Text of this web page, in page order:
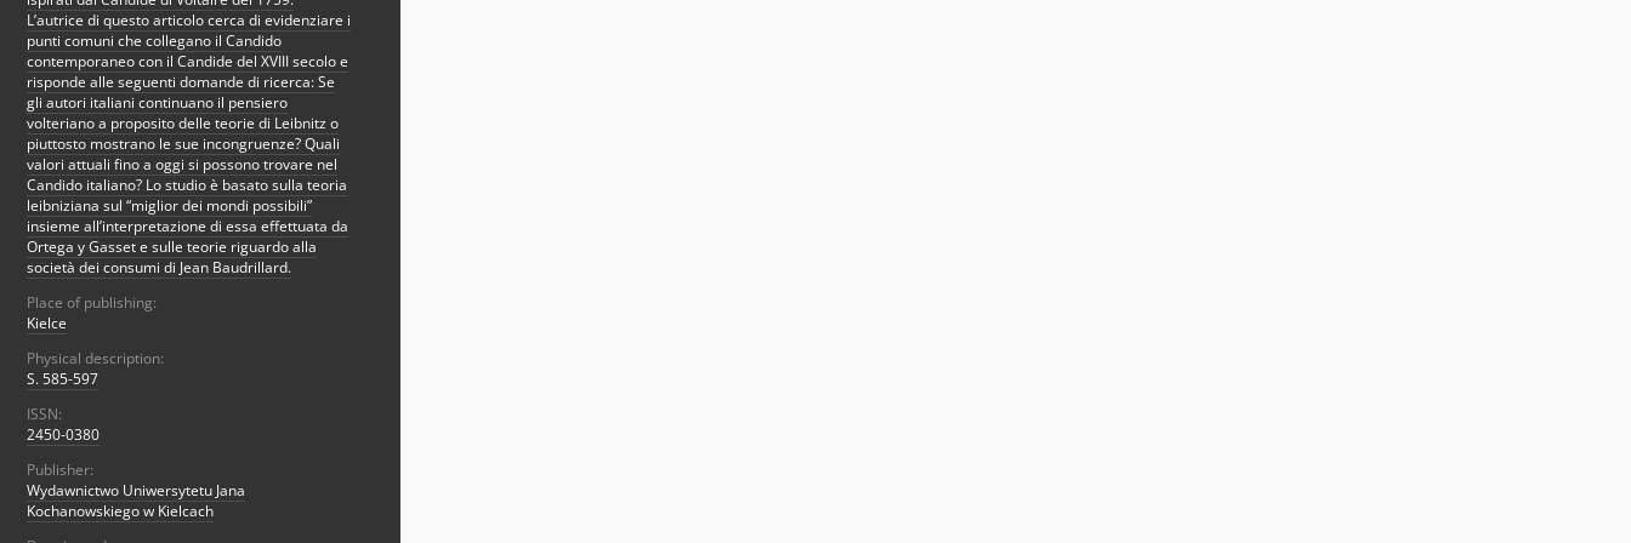
L’autrice di questo articolo cerca di evidenziare i
punti comuni che collegano il Candido
contemporaneo con il Candide del XVIII secolo e
risponde alle seguenti domande di ricerca: Se
gli autori italiani continuano il pensiero
volteriano a proposito delle teorie di Leibnitz o
piuttosto mostrano le sue incongruenze? Quali
valori attuali fino a oggi si possono trovare nel
Candido italiano? Lo studio è basato sulla teoria
leibniziana sul “miglior dei mondi possibili”
insieme all’interpretazione di essa effettuata da
Ortega y Gasset e sulle teorie riguardo alla
società dei consumi di Jean Baudrillard.
Place of publishing:
Kielce
Physical description:
S. 585-597
ISSN:
2450-0380
Publisher:
Wydawnictwo Uniwersytetu Jana
Kochanowskiego w Kielcach